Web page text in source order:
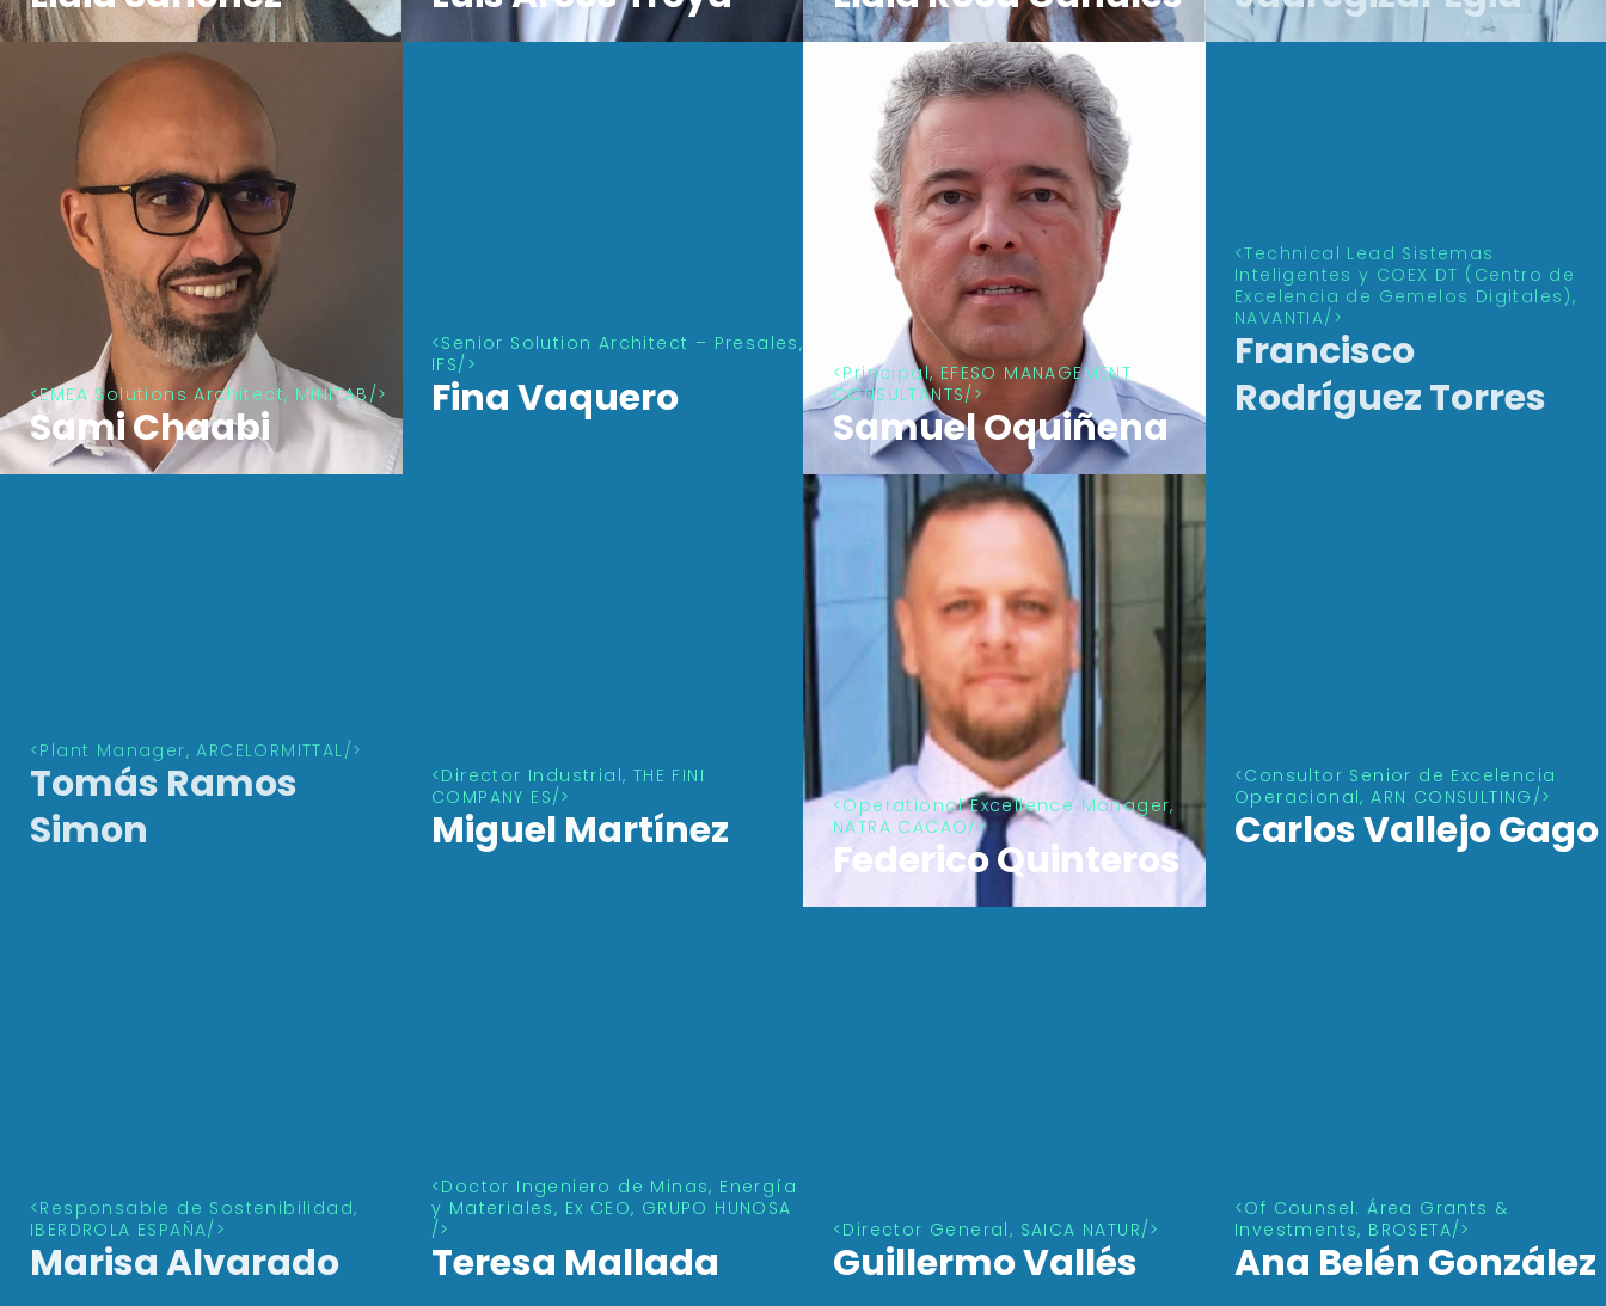
EMEA Solutions Architect, MINITAB
Sami Chaabi
Senior Solution Architect – Presales,
IFS
Fina Vaquero
Principal, EFESO MANAGEMENT
CONSULTANTS
Samuel Oquiñena
Technical Lead Sistemas
Inteligentes y COEX DT (Centro de
Excelencia de Gemelos Digitales),
NAVANTIA
Francisco
Rodríguez Torres
Plant Manager, ARCELORMITTAL
Tomás Ramos
Director Industrial, THE FINI
COMPANY ES
Miguel Martínez
Operational Excellence Manager,
NATRA CACAO
Federico Quinteros
Consultor Senior de Excelencia
Operacional, ARN CONSULTING
Carlos Vallejo Gago
Responsable de Sostenibilidad,
IBERDROLA ESPAÑA
Doctor Ingeniero de Minas, Energía
y Materiales, Ex CEO, GRUPO HUNOSA
Director General, SAICA NATUR
Of Counsel. Área Grants &
Investments, BROSETA